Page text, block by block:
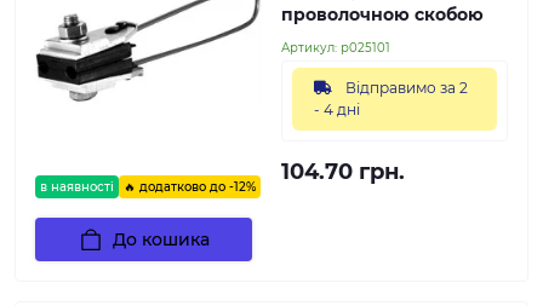
в наявності 🔥 додатково до -12%
проволочною скобою
Артикул: p025101
Відправимо за 2
- 4 дні
104.70 грн.
До кошика